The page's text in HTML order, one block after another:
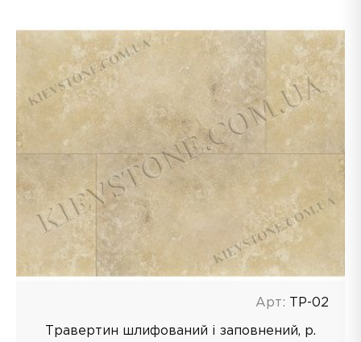
Арт: ТP-02
Травертин шлифований і заповнений, р.